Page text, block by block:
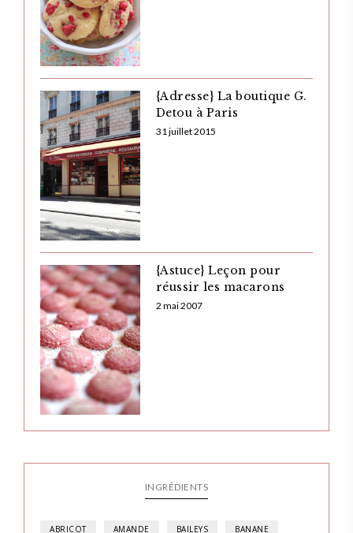
{Adresse} La boutique G.
Detou à Paris
31 juillet 2015
{Astuce} Leçon pour
réussir les macarons
2 mai 2007
INGRÉDIENTS
ABRICOT AMANDE BAILEYS BANANE